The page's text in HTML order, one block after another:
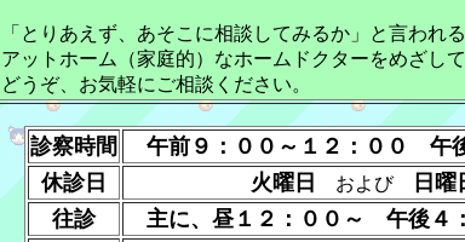
「とりあえず、あそこに相談してみるか」と言われ
アットホーム（家庭的）なホームドクターをめざして
どうぞ、お気軽にご相談ください。
診察時間
午前９：００～１２：００ 午
休診日
火曜日 および
日曜
往診
主に、昼１２：００～ 午後４